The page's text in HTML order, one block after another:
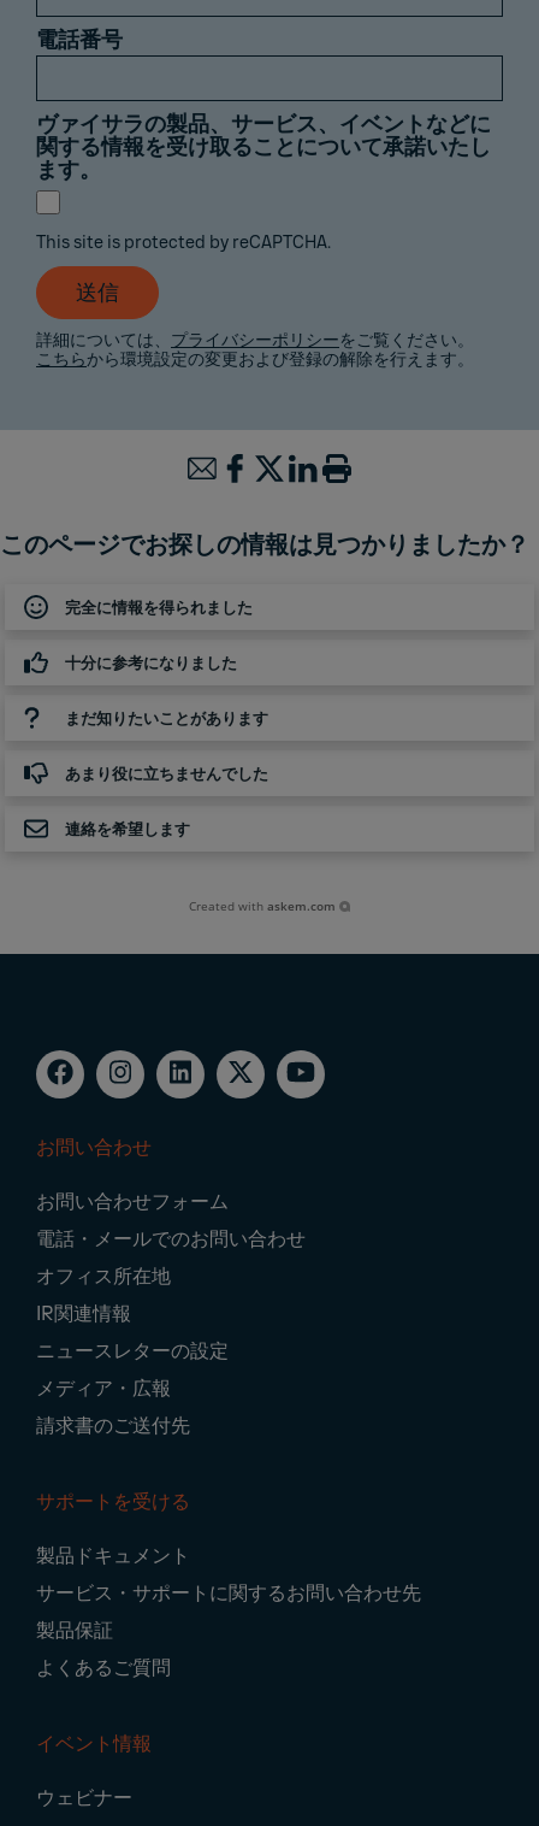
電話番号
ヴァイサラの製品、サービス、イベントなどに
関する情報を受け取ることについて承諾いたし
ます。
This site is protected by reCAPTCHA.
送信
詳細については、 プライバシーポリシーをご覧ください。
こちらから環境設定の変更および登録の解除を行えます。
このページでお探しの情報は見つかりましたか？
完全に情報を得られました
十分に参考になりました
まだ知りたいことがあります
あまり役に立ちませんでした
連絡を希望します
Created withaskem.com
Navigation
お問い合わせ
お問い合わせフォーム
電話・メールでのお問い合わせ
オフィス所在地
IR関連情報
ニュースレターの設定
メディア・広報
請求書のご送付先
サポートを受ける
製品ドキュメント
サービス・サポートに関するお問い合わせ先
製品保証
よくあるご質問
イベント情報
ウェビナー